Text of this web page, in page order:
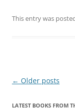
This entry was
Post
← Older posts
LATEST BOOKS FROM